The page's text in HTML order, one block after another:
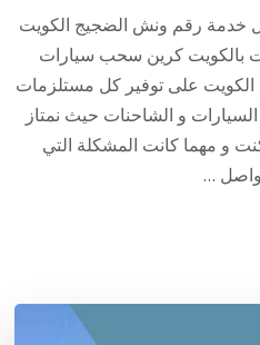
خدمة رقم ونش الضجيج الكويت
بالكويت كرين سحب سيارات
على توفير كل مستلزمات
و الشاحنات حيث نمتاز
و مهما كانت المشكلة التي
…